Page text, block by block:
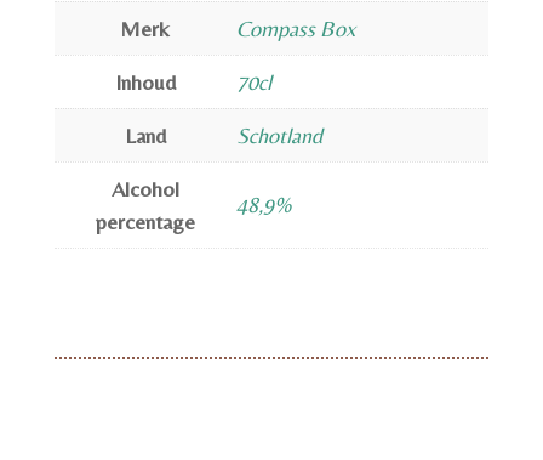
Merk Compass Box
Inhoud 70cl
Land Schotland
Alcohol
percentage
48,9%